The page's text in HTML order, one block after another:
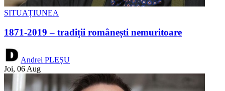
SITUAȚIUNEA
1871-2019 – tradiții românești nemuritoare
Andrei PLEȘU
Joi, 06 Aug